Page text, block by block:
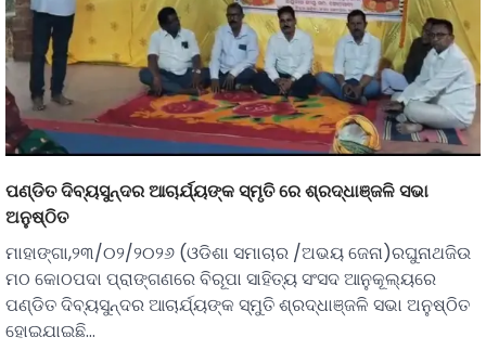
ପଣ୍ଡିତ ଦିବ୍ୟସୁନ୍ଦର ଆଚାର୍ଯ୍ୟଙ୍କ ସ୍ମୃତି ରେ ଶ୍ରଦ୍ଧାଞ୍ଜଳି ସଭା
ଅନୁଷ୍ଠିତ
ମାହାଙ୍ଗା,୨୩/୦୨/୨୦୨୬ (ଓଡିଶା ସମାଚାର /ଅଭୟ ଜେନା)ରଘୁନାଥଜିଉ
ମଠ କୋଠପଦା ପ୍ରାଙ୍ଗଣରେ ବିରୂପା ସାହିତ୍ୟ ସଂସଦ ଆନୁକୂଲ୍ୟରେ
ପଣ୍ଡିତ ଦିବ୍ୟସୁନ୍ଦର ଆଚାର୍ଯ୍ୟଙ୍କ ସ୍ମୁତି ଶ୍ରଦ୍ଧାଞ୍ଜଳି ସଭା ଅନୁଷ୍ଠିତ
ହୋଇଯାଇଛି…